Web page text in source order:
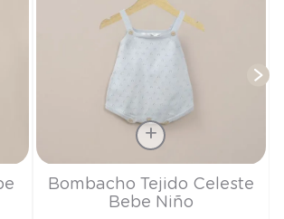
Talla
Bombacho Tejido Celeste
Bebe Niño